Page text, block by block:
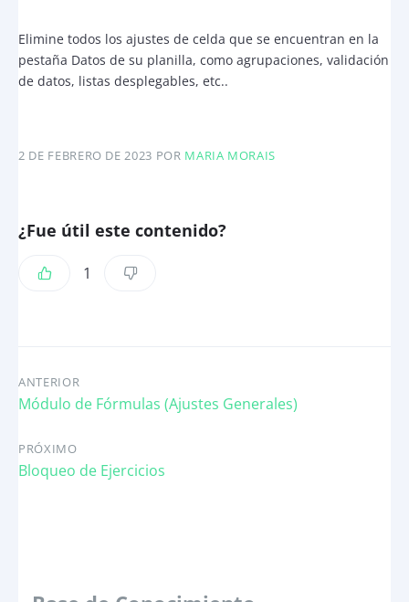
Elimine todos los ajustes de celda que se encuentran en la
pestaña Datos de su planilla, como agrupaciones, validación
de datos, listas desplegables, etc..
2 DE FEBRERO DE 2023 POR MARIA MORAIS
¿Fue útil este contenido?
1
ANTERIOR
Módulo de Fórmulas (Ajustes Generales)
PRÓXIMO
Bloqueo de Ejercicios